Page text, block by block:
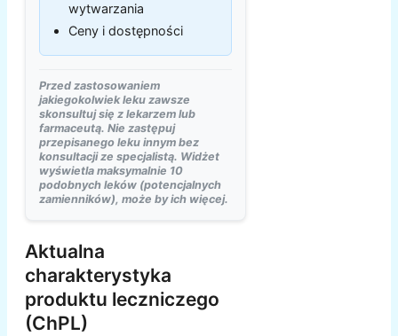
wytwarzania
Ceny i dostępności
Przed zastosowaniem
jakiegokolwiek leku zawsze
skonsultuj się z lekarzem lub
farmaceutą. Nie zastępuj
przepisanego leku innym bez
konsultacji ze specjalistą. Widżet
wyświetla maksymalnie 10
podobnych leków (potencjalnych
zamienników), może by ich więcej.
Aktualna
charakterystyka
produktu leczniczego
(ChPL)